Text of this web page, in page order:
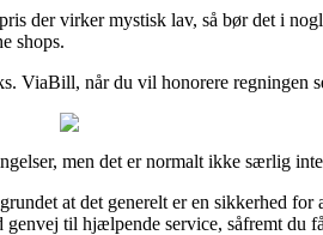
der virker mystisk lav, så bør det i
shops.
ViaBill, når du vil honorere regningen
men det er normalt ikke særlig
at det generelt er en sikkerhed for
til hjælpende service, såfremt du